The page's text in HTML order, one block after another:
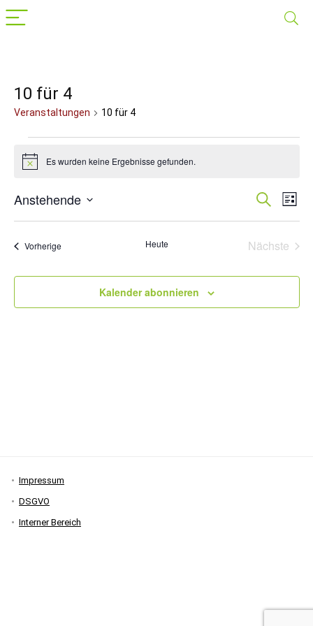
10 für 4
Veranstaltungen 10 für 4
HinweisEs wurden keine Ergebnisse gefunden.
Suche
und
Suche
Liste
Anstehende
VorherigeVeranstaltungen Heute
Nächste
Kalender abonnieren
Impressum
DSGVO
Interner Bereich